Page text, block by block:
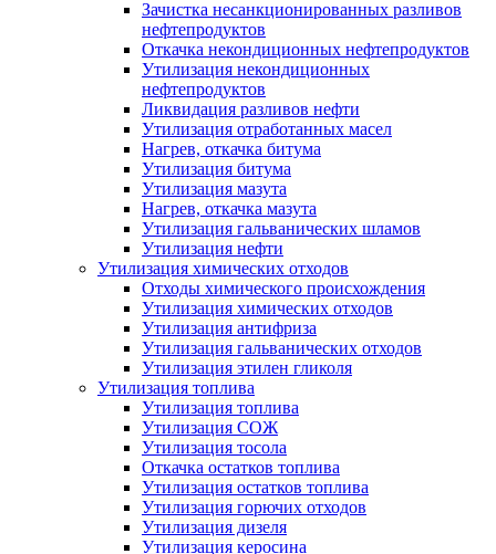
Зачистка несанкционированных разливов
нефтепродуктов
Откачка некондиционных нефтепродуктов
Утилизация некондиционных
нефтепродуктов
Ликвидация разливов нефти
Утилизация отработанных масел
Нагрев, откачка битума
Утилизация битума
Утилизация мазута
Нагрев, откачка мазута
Утилизация гальванических шламов
Утилизация нефти
Утилизация химических отходов
Отходы химического происхождения
Утилизация химических отходов
Утилизация антифриза
Утилизация гальванических отходов
Утилизация этилен гликоля
Утилизация топлива
Утилизация топлива
Утилизация СОЖ
Утилизация тосола
Откачка остатков топлива
Утилизация остатков топлива
Утилизация горючих отходов
Утилизация дизеля
Утилизация керосина